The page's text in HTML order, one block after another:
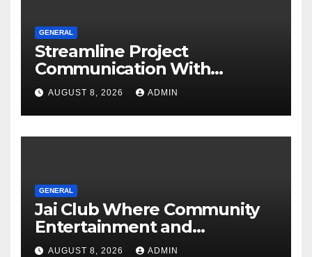
GENERAL
Streamline Project
Communication With
Document Management
Software
AUGUST 8, 2026 ADMIN
GENERAL
Jai Club Where Community
Entertainment and
Opportunity Come Together
AUGUST 8, 2026 ADMIN